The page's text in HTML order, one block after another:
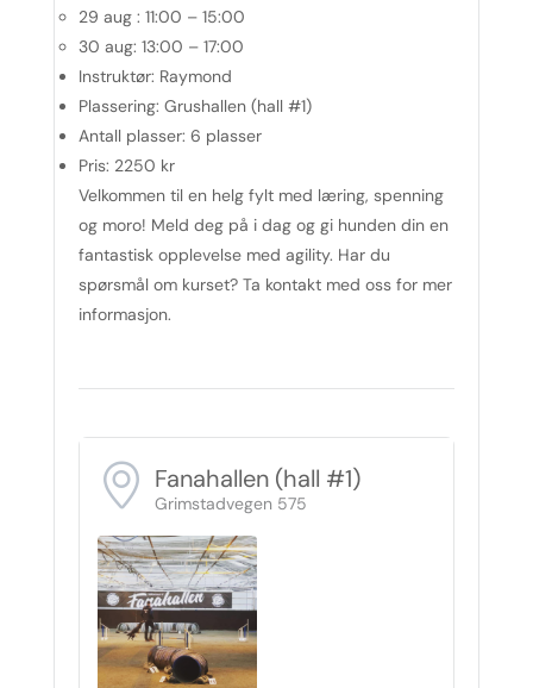
29 aug : 11:00 – 15:00
30 aug: 13:00 – 17:00
Instruktør: Raymond
Plassering: Grushallen (hall #1)
Antall plasser: 6 plasser
Pris: 2250 kr
Velkommen til en helg fylt med læring, spenning
og moro! Meld deg på i dag og gi hunden din en
fantastisk opplevelse med agility. Har du
spørsmål om kurset? Ta kontakt med oss for mer
informasjon.
Fanahallen (hall #1)
Grimstadvegen 575